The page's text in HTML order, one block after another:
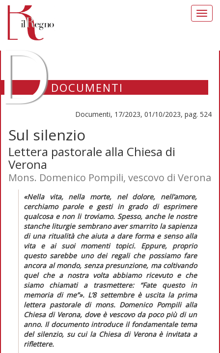
DOCUMENTI
Documenti, 17/2023, 01/10/2023, pag. 524
Sul silenzio
Lettera pastorale alla Chiesa di
Verona
Mons. Domenico Pompili, vescovo di Verona
«Nella vita, nella morte, nel dolore, nell’amore,
cerchiamo parole e gesti in grado di esprimere
qualcosa e non li troviamo. Spesso, anche le nostre
stanche liturgie sembrano aver smarrito la sapienza
di una ritualità che aiuta a dare forma e senso alla
vita e ai suoi momenti topici. Eppure, proprio
questo sarebbe uno dei regali che possiamo fare
ancora al mondo, senza presunzione, ma coltivando
quel che a nostra volta abbiamo ricevuto e che
siamo chiamati a trasmettere: “Fate questo in
memoria di me”». L’8 settembre è uscita la prima
lettera pastorale di mons. Domenico Pompili alla
Chiesa di Verona, dove è vescovo da poco più di un
anno. Il documento introduce il fondamentale tema
del silenzio, su cui la Chiesa di Verona è invitata a
riflettere.